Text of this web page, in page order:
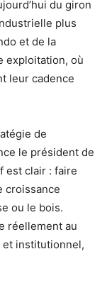
du giron
plus
et de la
exploitation, où
leur cadence
de
le président de
est clair : faire
croissance
ou le bois.
réellement au
et institutionnel,